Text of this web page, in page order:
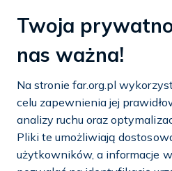
tel.:22 651 88 03
22 858 26 39
tel.:22 642 22 91
e-mail:info@far.org.pl
Dostosuj
Twoja
nas ważna!
Na stronie far.org.pl
celu zapewnienia jej
analizy ruchu oraz
Pliki te umożliwiają
użytkowników, a informacje